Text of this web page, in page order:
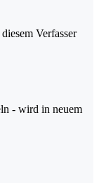
Verfasser
- wird in neuem